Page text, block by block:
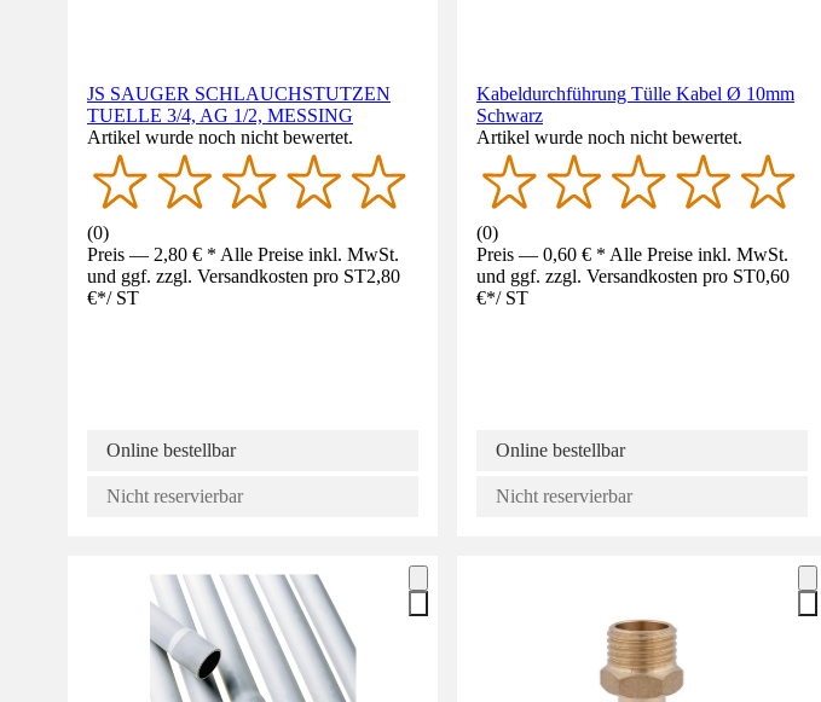
JS SAUGER SCHLAUCHSTUTZEN
TUELLE 3/4, AG 1/2, MESSING
Artikel wurde noch nicht bewertet.
(0)
Preis — 2,80 € * Alle Preise inkl. MwSt.
und ggf. zzgl. Versandkosten pro ST2,80
€*/ ST
Online bestellbar
Nicht reservierbar
Kabeldurchführung Tülle Kabel Ø 10mm
Schwarz
Artikel wurde noch nicht bewertet.
(0)
Preis — 0,60 € * Alle Preise inkl. MwSt.
und ggf. zzgl. Versandkosten pro ST0,60
€*/ ST
Online bestellbar
Nicht reservierbar